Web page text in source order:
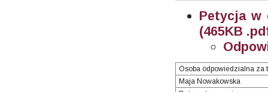
Petycja w
(465KB
Osoba odpowiedzialna za
Maja Nowakowska